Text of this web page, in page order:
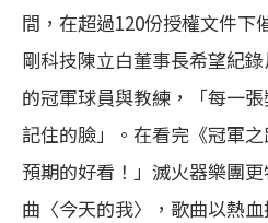
間，在超過120份授權文件下
剛科技陳立白董事長希望紀
的冠軍球員與教練，「每一
記住的臉」。在看完《冠軍
預期的好看！」滅火器樂團
曲〈今天的我〉，歌曲以熱